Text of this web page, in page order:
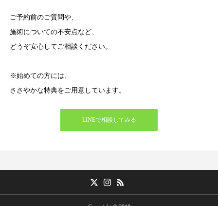
ご予約前のご質問や、
施術についての不安点など、
どうぞ安心してご相談ください。
※始めての方には、
ささやかな特典をご用意しています。
LINEで相談してみる